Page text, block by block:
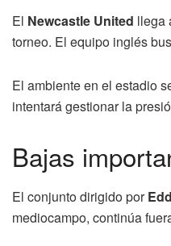
El Newcastle United llega
torneo. El equipo inglés
El ambiente en el estadio
intentará gestionar la
Bajas
El conjunto dirigido por
mediocampo, continúa